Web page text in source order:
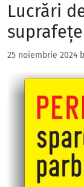
Lucrări
25 noiembrie 2024